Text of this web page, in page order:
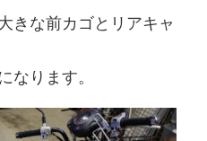
きな前カゴとリアキャ
なります。